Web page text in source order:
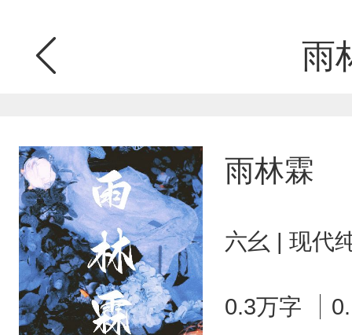
雨
雨林霖
六幺 | 现代
0.3万字